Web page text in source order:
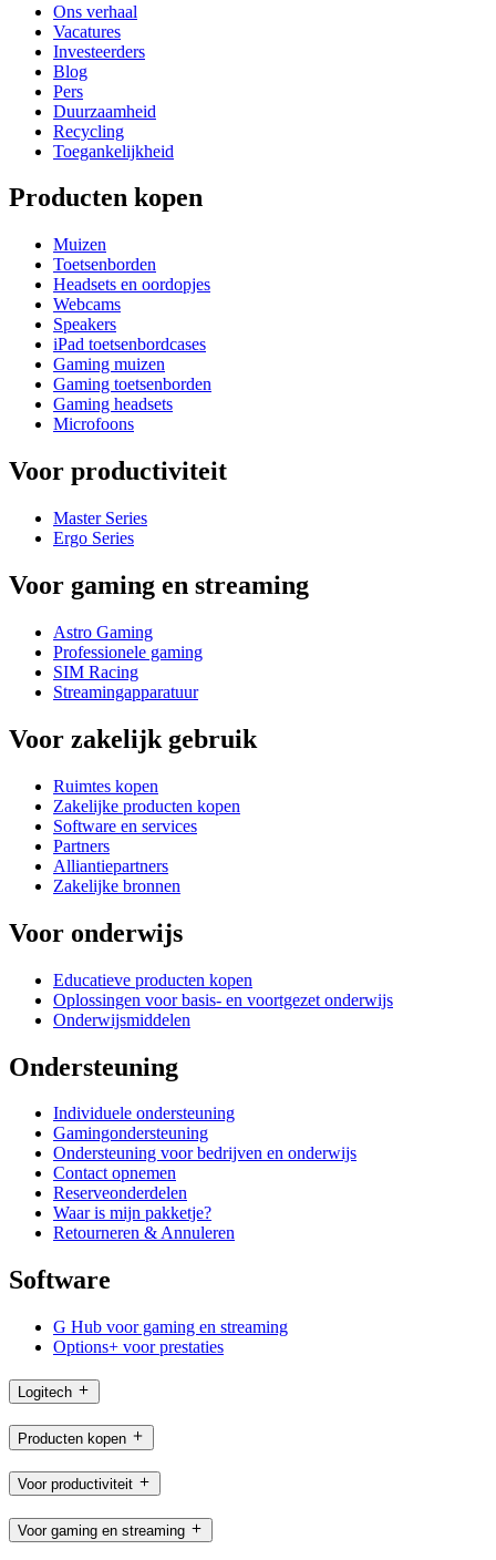
Ons verhaal
Vacatures
Investeerders
Blog
Pers
Duurzaamheid
Recycling
Toegankelijkheid
Producten kopen
Muizen
Toetsenborden
Headsets en oordopjes
Webcams
Speakers
iPad toetsenbordcases
Gaming muizen
Gaming toetsenborden
Gaming headsets
Microfoons
Voor productiviteit
Master Series
Ergo Series
Voor gaming en streaming
Astro Gaming
Professionele gaming
SIM Racing
Streamingapparatuur
Voor zakelijk gebruik
Ruimtes kopen
Zakelijke producten kopen
Software en services
Partners
Alliantiepartners
Zakelijke bronnen
Voor onderwijs
Educatieve producten kopen
Oplossingen voor basis- en voortgezet onderwijs
Onderwijsmiddelen
Ondersteuning
Individuele ondersteuning
Gamingondersteuning
Ondersteuning voor bedrijven en onderwijs
Contact opnemen
Reserveonderdelen
Waar is mijn pakketje?
Retourneren & Annuleren
Software
G Hub voor gaming en streaming
Options+ voor prestaties
Logitech
Producten kopen
Voor productiviteit
Voor gaming en streaming